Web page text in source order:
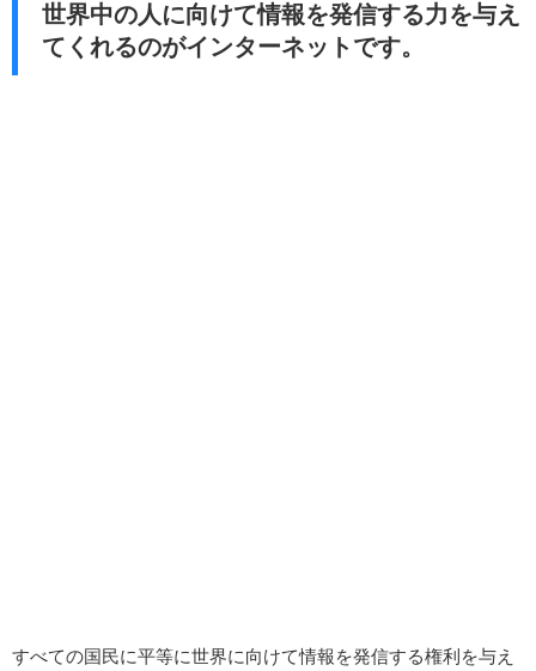
世界中の人に向けて情報を発信する力を与え
てくれるのがインターネットです。
すべての国民に平等に世界に向けて情報を発信する権利を与え